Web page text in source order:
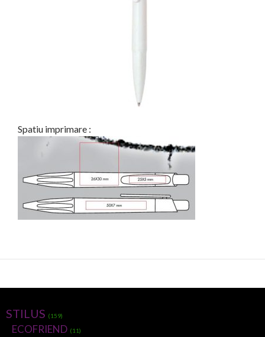
Spatiu imprimare :
STILUS (159)
ECOFRIEND (11)